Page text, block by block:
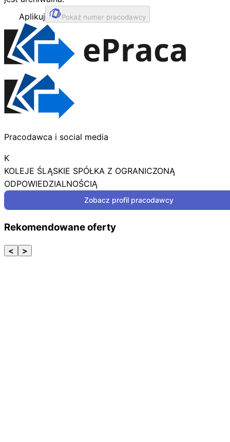
Aplikuj
Pokaż numer pracodawcy
Pracodawca i social media
K
KOLEJE ŚLĄSKIE SPÓŁKA Z OGRANICZONĄ
ODPOWIEDZIALNOŚCIĄ
Zobacz profil pracodawcy
Rekomendowane oferty
< >